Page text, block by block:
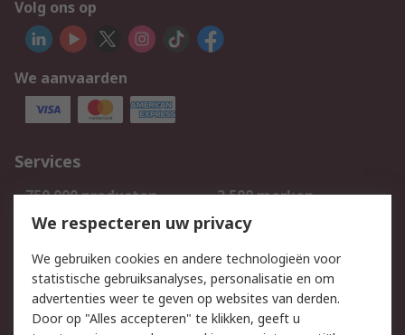
Volg ons op
We aanvaarden
Services
750.000 producten
2.500 merken
Bestellen
Inkoopoplossingen
Track & Trace
Wettelijk
We respecteren uw privacy
We gebruiken cookies en andere technologieën voor
statistische gebruiksanalyses, personalisatie en om
advertenties weer te geven op websites van derden.
Door op "Alles accepteren" te klikken, geeft u